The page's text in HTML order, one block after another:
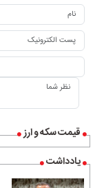
قیمت سکه و ارز
یادداشت